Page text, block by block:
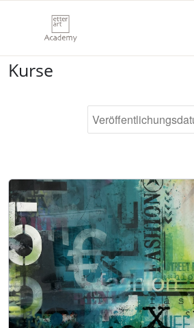
Kurse